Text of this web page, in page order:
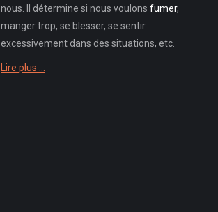
nous. Il détermine si nous voulons fumer,
manger trop, se blesser, se sentir
excessivement dans des situations, etc.
Lire plus …